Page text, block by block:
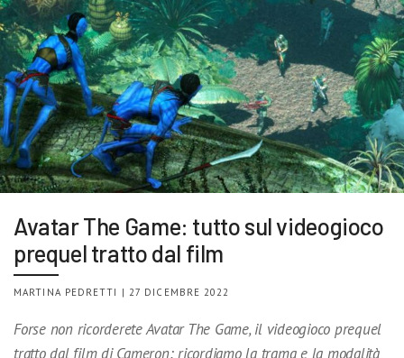
Avatar The Game: tutto sul videogioco
prequel tratto dal film
MARTINA PEDRETTI | 27 DICEMBRE 2022
Forse non ricorderete Avatar The Game, il videogioco prequel
tratto dal film di Cameron: ricordiamo la trama e la modalità